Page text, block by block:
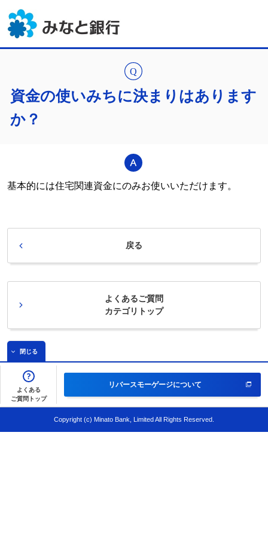
資金の使いみちに決まりはあります
か？
基本的には住宅関連資金にのみお使いいただけます。
戻る
よくあるご質問
カテゴリトップ
閉じる
よくある
ご質問トップ
リバースモーゲージについて
Copyright (c) Minato Bank, Limited All Rights Reserved.